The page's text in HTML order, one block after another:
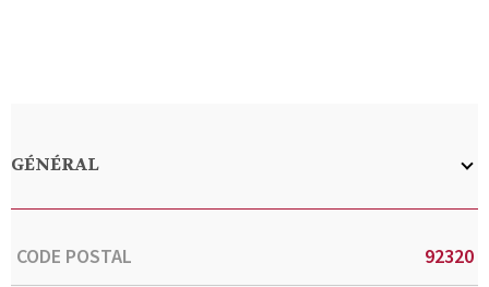
GÉNÉRAL
Caractérisque
CODE POSTAL 92320